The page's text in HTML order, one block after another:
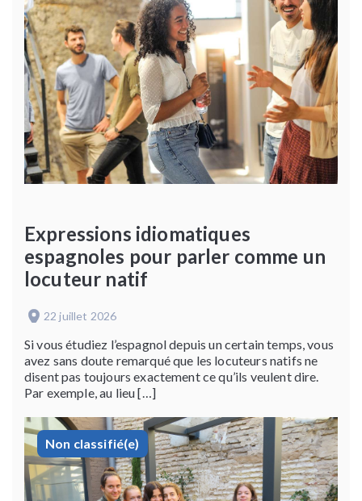
Expressions idiomatiques
espagnoles pour parler comme un
locuteur natif
22 juillet 2026
Si vous étudiez l’espagnol depuis un certain temps, vous
avez sans doute remarqué que les locuteurs natifs ne
disent pas toujours exactement ce qu’ils veulent dire.
Par exemple, au lieu […]
Non classifié(e)